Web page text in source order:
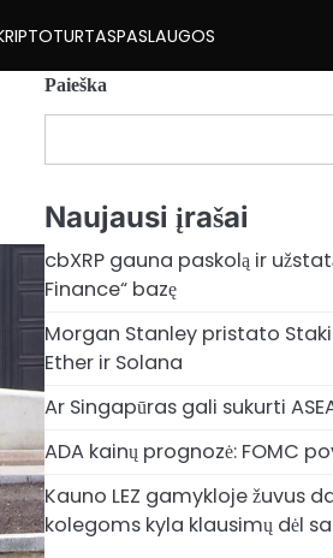
PASLAUGOS
Paieška
Naujausi įrašai
cbXRP gauna paskolą ir
Finance“ bazę
Morgan Stanley pristato
Ether ir Solana
Ar Singapūras gali sukurti
ADA kainų prognozė: FOMC
Kauno LEZ gamykloje žuvus
kolegoms kyla klausimų dėl